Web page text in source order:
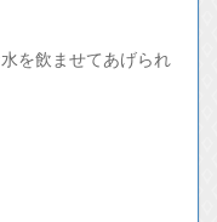
を飲ませてあげられ